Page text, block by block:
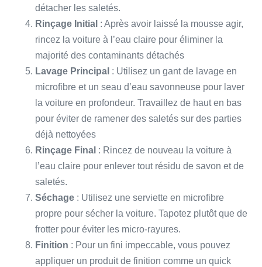
détacher les saletés.
Rinçage Initial : Après avoir laissé la mousse agir,
rincez la voiture à l’eau claire pour éliminer la
majorité des contaminants détachés
Lavage Principal : Utilisez un gant de lavage en
microfibre et un seau d’eau savonneuse pour laver
la voiture en profondeur. Travaillez de haut en bas
pour éviter de ramener des saletés sur des parties
déjà nettoyées
Rinçage Final : Rincez de nouveau la voiture à
l’eau claire pour enlever tout résidu de savon et de
saletés.
Séchage : Utilisez une serviette en microfibre
propre pour sécher la voiture. Tapotez plutôt que de
frotter pour éviter les micro-rayures.
Finition : Pour un fini impeccable, vous pouvez
appliquer un produit de finition comme un quick